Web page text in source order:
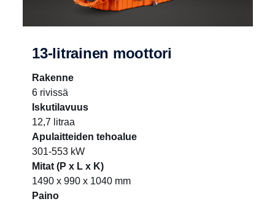
13-litrainen moottori
Rakenne
6 rivissä
Iskutilavuus
12,7 litraa
Apulaitteiden tehoalue
301-553 kW
Mitat (P x L x K)
1490 x 990 x 1040 mm
Paino